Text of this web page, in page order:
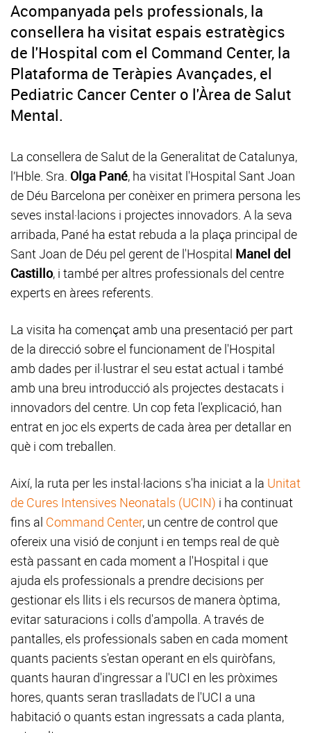
Acompanyada pels professionals, la
consellera ha visitat espais estratègics
de l'Hospital com el Command Center, la
Plataforma de Teràpies Avançades, el
Pediatric Cancer Center o l'Àrea de Salut
Mental.
La consellera de Salut de la Generalitat de Catalunya,
l’Hble. Sra. Olga Pané, ha visitat l'Hospital Sant Joan
de Déu Barcelona per conèixer en primera persona les
seves instal·lacions i projectes innovadors. A la seva
arribada, Pané ha estat rebuda a la plaça principal de
Sant Joan de Déu pel gerent de l'Hospital Manel del
Castillo, i també per altres professionals del centre
experts en àrees referents.
La visita ha començat amb una presentació per part
de la direcció sobre el funcionament de l'Hospital
amb dades per il·lustrar el seu estat actual i també
amb una breu introducció als projectes destacats i
innovadors del centre. Un cop feta l'explicació, han
entrat en joc els experts de cada àrea per detallar en
què i com treballen.
Així, la ruta per les instal·lacions s'ha iniciat a la Unitat
de Cures Intensives Neonatals (UCIN) i ha continuat
fins al Command Center, un centre de control que
ofereix una visió de conjunt i en temps real de què
està passant en cada moment a l'Hospital i que
ajuda els professionals a prendre decisions per
gestionar els llits i els recursos de manera òptima,
evitar saturacions i colls d'ampolla. A través de
pantalles, els professionals saben en cada moment
quants pacients s'estan operant en els quiròfans,
quants hauran d'ingressar a l'UCI en les pròximes
hores, quants seran traslladats de l'UCI a una
habitació o quants estan ingressats a cada planta,